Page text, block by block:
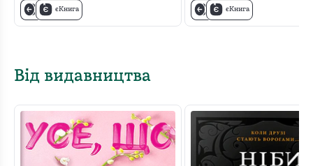
єКнига єКнига
Від видавництва